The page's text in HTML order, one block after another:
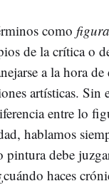
como
de la crítica o
a la hora
artísticas. Sin
entre lo
hablamos
pintura debe
haces